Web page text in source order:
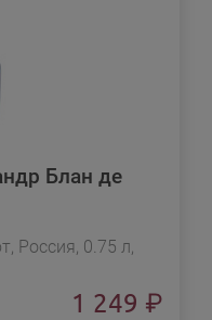
Блан де
Россия, 0.75 л,
1 249 ₽